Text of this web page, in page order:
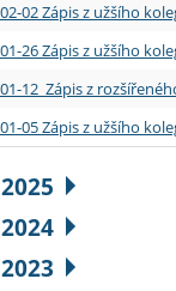
02 Zápis z užšího
26 Zápis z užšího
12 Zápis z
05 Zápis z užšího